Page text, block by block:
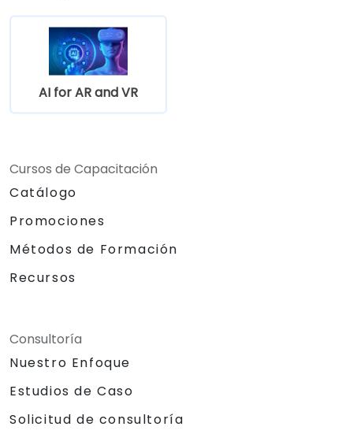
AI for AR and VR
Cursos de Capacitación
Catálogo
Promociones
Métodos de Formación
Recursos
Consultoría
Nuestro Enfoque
Estudios de Caso
Solicitud de consultoría